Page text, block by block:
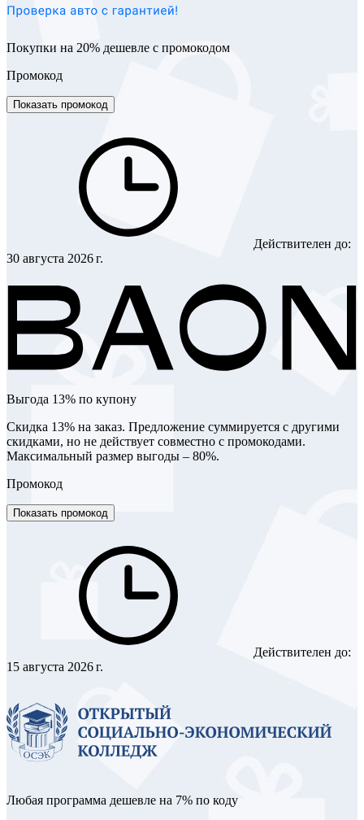
Покупки на 20% дешевле с промокодом
Промокод
Показать промокод
Действителен до:
30 августа 2026 г.
Выгода 13% по купону
Скидка 13% на заказ. Предложение суммируется с другими
скидками, но не действует совместно с промокодами.
Максимальный размер выгоды – 80%.
Промокод
Показать промокод
Действителен до:
15 августа 2026 г.
Любая программа дешевле на 7% по коду